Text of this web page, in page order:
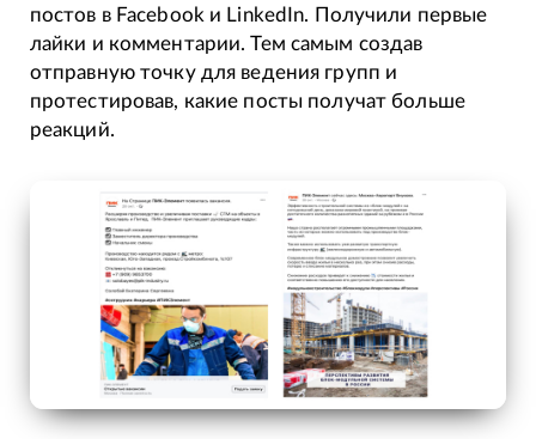
постов в Facebook и LinkedIn. Получили первые
лайки и комментарии. Тем самым создав
отправную точку для ведения групп и
протестировав, какие посты получат больше
реакций.